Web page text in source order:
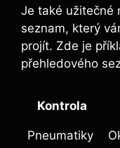
Je také užitečné
seznam, který
projít. Zde je
přehledového
Kontrola
Pneumatiky